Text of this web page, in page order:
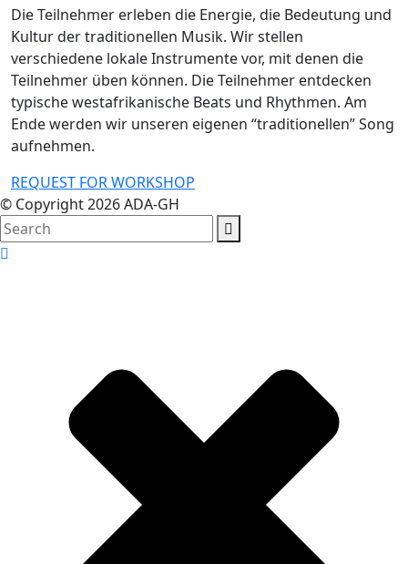
Die Teilnehmer erleben die Energie, die Bedeutung und
Kultur der traditionellen Musik. Wir stellen
verschiedene lokale Instrumente vor, mit denen die
Teilnehmer üben können. Die Teilnehmer entdecken
typische westafrikanische Beats und Rhythmen. Am
Ende werden wir unseren eigenen “traditionellen” Song
aufnehmen.
REQUEST FOR WORKSHOP
© Copyright 2026 ADA-GH
search
here